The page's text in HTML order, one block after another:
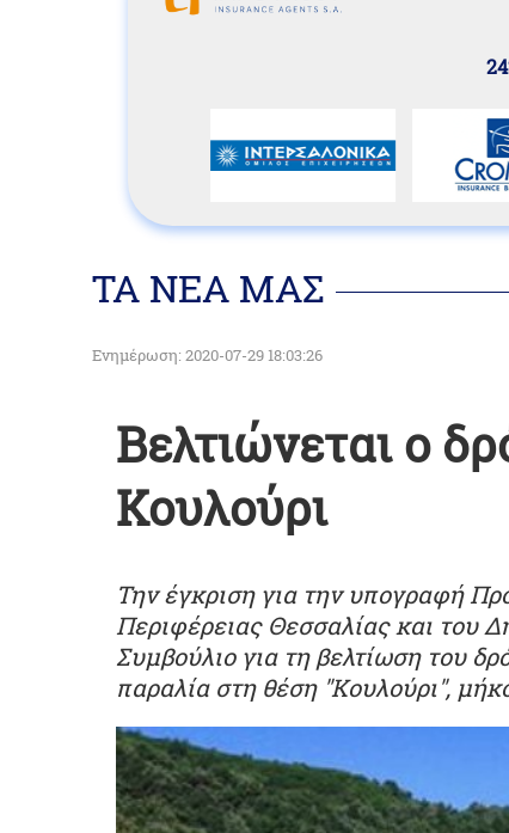
ΤΑ ΝΕΑ ΜΑΣ
Ενημέρωση: 2020-07-29 18:03:26
Βελτιώνεται ο
Κουλούρι
Την έγκριση για την υπογραφή
Περιφέρειας Θεσσαλίας και του
Συμβούλιο για τη βελτίωση του
παραλία στη θέση "Κουλούρι",